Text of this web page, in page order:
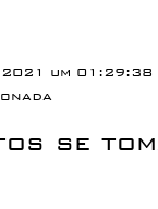
um 01:29:38
se